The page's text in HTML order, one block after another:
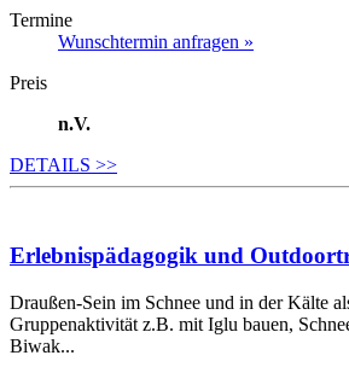
Termine
Wunschtermin anfragen »
Preis
n.V.
DETAILS >>
Erlebnispädagogik und
Draußen-Sein im Schnee und in der Kälte
Gruppenaktivität z.B. mit Iglu bauen,
Biwak...